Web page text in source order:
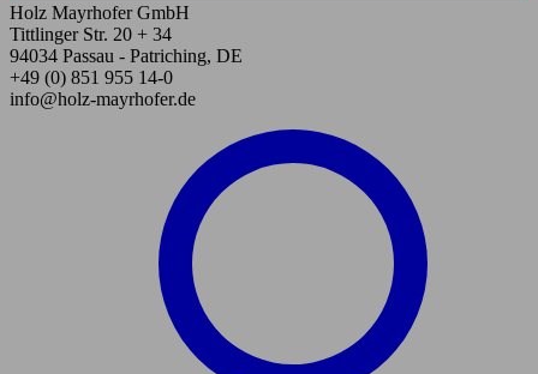
Holz Mayrhofer GmbH
Tittlinger Str. 20 + 34
94034 Passau - Patriching, DE
+49 (0) 851 955 14-0
info@holz-mayrhofer.de